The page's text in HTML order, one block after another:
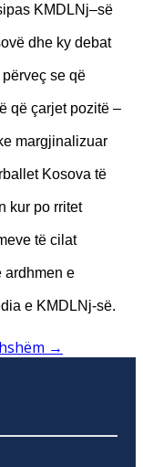
KMDLNj–së
dhe ky debat
se që
që çarjet pozitë –
margjinalizuar
Kosova të
kur po rritet
të cilat
ardhmen e
e KMDLNj-së.
→